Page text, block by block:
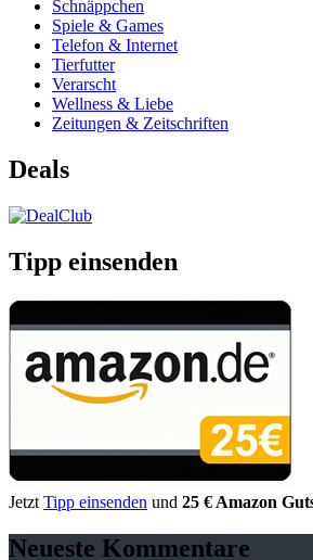
Schnäppchen
Spiele & Games
Telefon & Internet
Tierfutter
Verarscht
Wellness & Liebe
Zeitungen & Zeitschriften
Deals
Tipp einsenden
Jetzt Tipp einsenden und 25 € Amazon
Neueste Kommentare